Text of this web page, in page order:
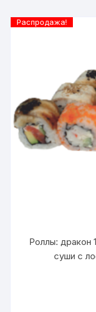
Распродажа!
Роллы: дракон
суши с